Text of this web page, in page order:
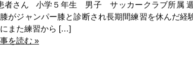
さん 小学５年生 男子 サッカークラブ所属 週
がジャンパー膝と診断され長期間練習を休んだ
また練習から […]
を読む »